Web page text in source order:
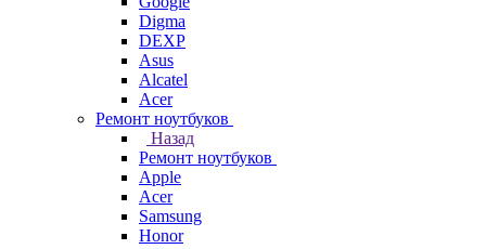
Digma
DEXP
Asus
Alcatel
Acer
Ремонт ноутбуков
Назад
Ремонт ноутбуков
Apple
Acer
Samsung
Honor